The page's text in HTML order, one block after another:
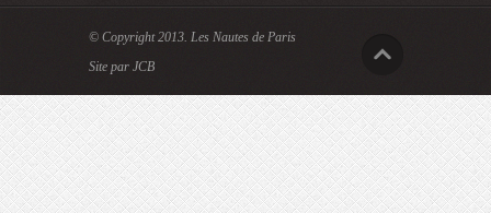
© Copyright 2013. Les Nautes de Paris
Site par JCB